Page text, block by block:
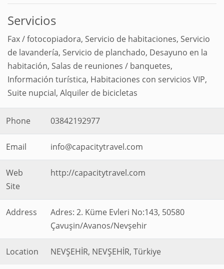
Servicios
Fax / fotocopiadora, Servicio de habitaciones, Servicio
de lavandería, Servicio de planchado, Desayuno en la
habitación, Salas de reuniones / banquetes,
Información turística, Habitaciones con servicios VIP,
Suite nupcial, Alquiler de bicicletas
Phone 03842192977
Email info@capacitytravel.com
Web
Site
http://capacitytravel.com
Address
Adres: 2. Küme Evleri No:143, 50580
Çavuşin/Avanos/Nevşehir
Location NEVŞEHİR, NEVŞEHİR, Türkiye